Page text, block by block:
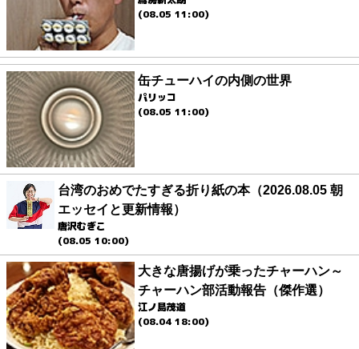
(08.05 11:00)
缶チューハイの内側の世界
パリッコ
(08.05 11:00)
台湾のおめでたすぎる折り紙の本（2026.08.05 朝
エッセイと更新情報）
唐沢むぎこ
(08.05 10:00)
大きな唐揚げが乗ったチャーハン～
チャーハン部活動報告（傑作選）
江ノ島茂道
(08.04 18:00)